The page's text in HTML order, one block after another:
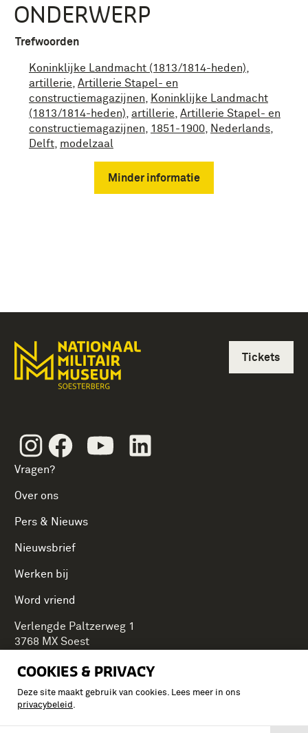
COOKIES & PRIVACY
Deze site maakt gebruik van cookies. Lees meer in ons
privacybeleid .
ONDERWERP
Trefwoorden
Koninklijke Landmacht (1813/1814-heden)
artillerie Artillerie Stapel- en
constructiemagazijnen
Koninklijke Landmacht
(1813/1814-heden) artillerie Artillerie Stapel- en
constructiemagazijnen
1851-1900 Nederlands
Delft modelzaal
Minder informatie
InstagramFacebookYoutube
Vragen?
Over ons
Pers & Nieuws
Nieuwsbrief
Werken bij
Word vriend
Tickets
Verlengde Paltzerweg 1
3768 MX Soest
Onderdeel van Stichting Koninklijke Defensiemusea,